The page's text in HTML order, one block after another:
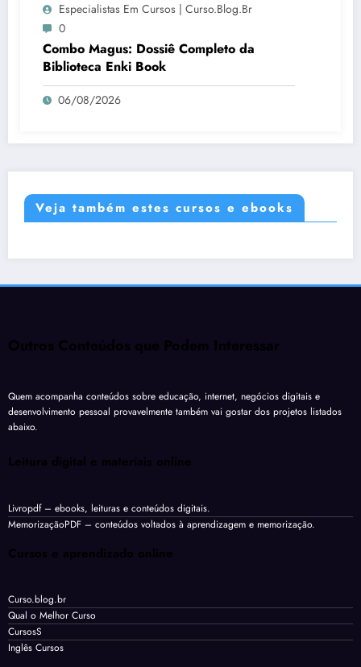
Especialistas Em Cursos | Curso.blog.br
0
Combo Magus: Dossiê Completo da
Biblioteca Enki Book
06/08/2026
Veja também estes cursos e ebooks
Outros Conteúdos que Podem Interessar
Quem acompanha conteúdos sobre educação, internet, negócios digitais e
desenvolvimento pessoal provavelmente também vai gostar dos projetos listados
abaixo.
Leitura digital e materiais online
Livropdf– ebooks, leituras e conteúdos digitais.
MemorizaçãoPDF – conteúdos voltados à aprendizagem e memorização.
Cursos e aprendizado online
Curso.blog.br
Qual o Melhor Curso
CursosS
Inglês Cursos